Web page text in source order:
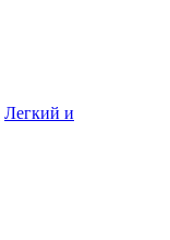
Легкий и